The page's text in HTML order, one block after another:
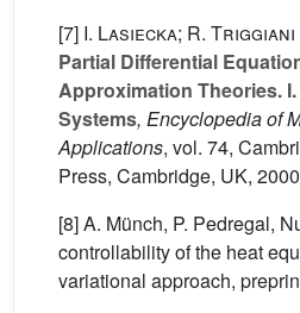
[7] I. Lasiecka; R. Triggiani
Partial Differential
Approximation Theories.
Systems, Encyclopedia of
Applications, vol. 74,
Press, Cambridge, UK, 2000
[8] A. Münch, P. Pedregal,
controllability of the heat
variational approach,